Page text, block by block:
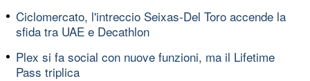
Ciclomercato, l'intreccio Seixas-Del Toro accende la
sfida tra UAE e Decathlon
Plex si fa social con nuove funzioni, ma il Lifetime
Pass triplica